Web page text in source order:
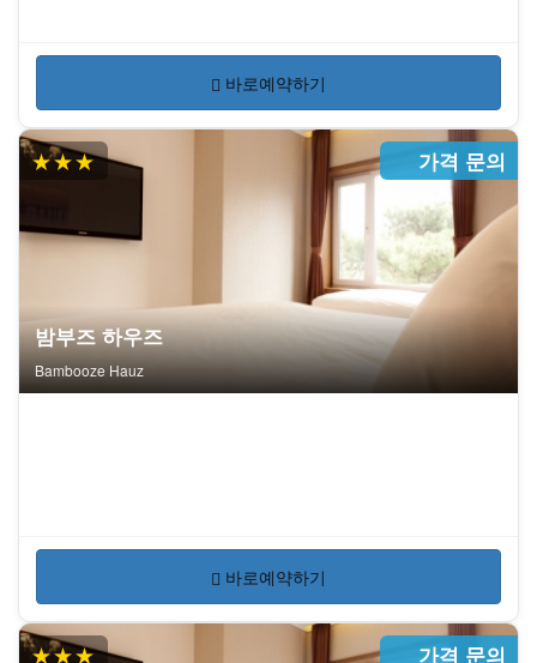
바로예약하기
★★★ 가격 문의
밤부즈 하우즈
Bambooze Hauz
바로예약하기
★★★ 가격 문의